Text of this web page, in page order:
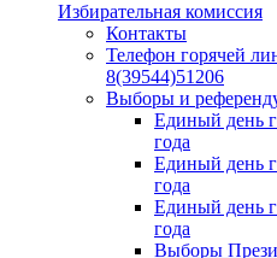
Избирательная комиссия
Контакты
Телефон горячей
8(39544)51206
Выборы и
Единый день
года
Единый день
года
Единый день
года
Выборы